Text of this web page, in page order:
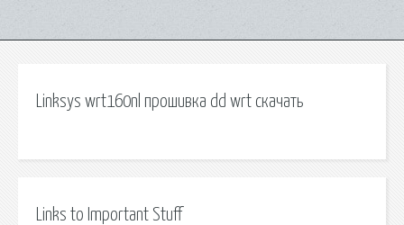
Linksys wrt160nl прошивка dd wrt скачать
Links to Important Stuff